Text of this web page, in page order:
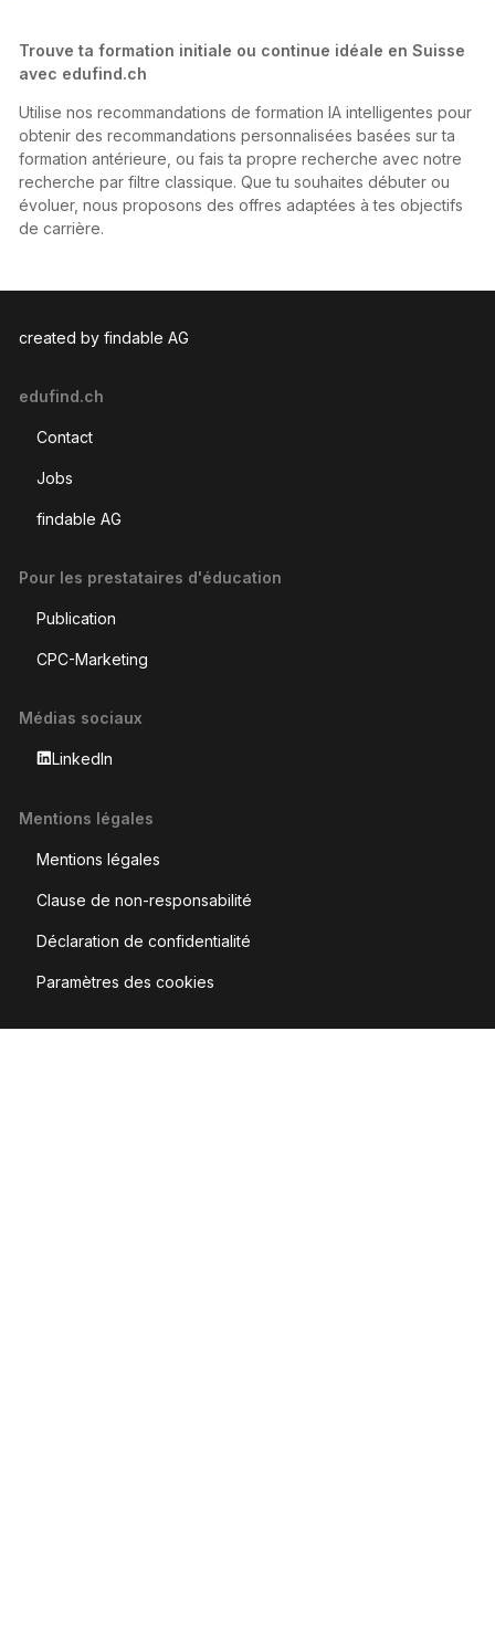
Trouve ta formation initiale ou continue idéale en Suisse
avec edufind.ch
Utilise nos recommandations de formation IA intelligentes pour
obtenir des recommandations personnalisées basées sur ta
formation antérieure, ou fais ta propre recherche avec notre
recherche par filtre classique. Que tu souhaites débuter ou
évoluer, nous proposons des offres adaptées à tes objectifs
de carrière.
created by findable AG
edufind.ch
Contact
Jobs
findable AG
Pour les prestataires d'éducation
Publication
CPC-Marketing
Médias sociaux
LinkedIn
Mentions légales
Mentions légales
Clause de non-responsabilité
Déclaration de confidentialité
Paramètres des cookies